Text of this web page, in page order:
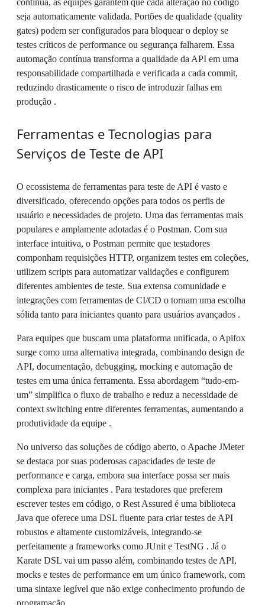
contínua, as equipes garantem que cada alteração no código
seja automaticamente validada. Portões de qualidade (quality
gates) podem ser configurados para bloquear o deploy se
testes críticos de performance ou segurança falharem. Essa
automação contínua transforma a qualidade da API em uma
responsabilidade compartilhada e verificada a cada commit,
reduzindo drasticamente o risco de introduzir falhas em
produção .
Ferramentas e Tecnologias para
Serviços de Teste de API
O ecossistema de ferramentas para teste de API é vasto e
diversificado, oferecendo opções para todos os perfis de
usuário e necessidades de projeto. Uma das ferramentas mais
populares e amplamente adotadas é o Postman. Com sua
interface intuitiva, o Postman permite que testadores
componham requisições HTTP, organizem testes em coleções,
utilizem scripts para automatizar validações e configurem
diferentes ambientes de teste. Sua extensa comunidade e
integrações com ferramentas de CI/CD o tornam uma escolha
sólida tanto para iniciantes quanto para usuários avançados .
Para equipes que buscam uma plataforma unificada, o Apifox
surge como uma alternativa integrada, combinando design de
API, documentação, debugging, mocking e automação de
testes em uma única ferramenta. Essa abordagem “tudo-em-
um” simplifica o fluxo de trabalho e reduz a necessidade de
context switching entre diferentes ferramentas, aumentando a
produtividade da equipe .
No universo das soluções de código aberto, o Apache JMeter
se destaca por suas poderosas capacidades de teste de
performance e carga, embora sua interface possa ser mais
complexa para iniciantes . Para testadores que preferem
escrever testes em código, o Rest Assured é uma biblioteca
Java que oferece uma DSL fluente para criar testes de API
robustos e altamente customizáveis, integrando-se
perfeitamente a frameworks como JUnit e TestNG . Já o
Karate DSL vai um passo além, combinando testes de API,
mocks e testes de performance em um único framework, com
uma sintaxe legível que não exige conhecimento profundo de